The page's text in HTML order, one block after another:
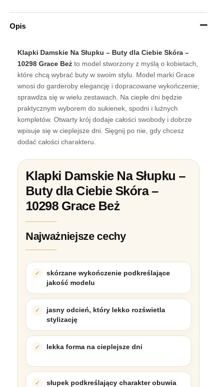
Opis
Klapki Damskie Na Słupku – Buty dla Ciebie Skóra –
10298 Grace Beż to model stworzony z myślą o kobietach,
które chcą wybrać buty w swoim stylu. Model marki Grace
wnosi do garderoby elegancję i dopracowane wykończenie;
sprawdza się w wielu zestawach. Na ciepłe dni będzie
praktycznym wyborem do sukienek, spodni i luźnych
kompletów. Otwarty krój dodaje całości swobody i dobrze
wpisuje się w cieplejsze dni. Sięgnij po nie, gdy chcesz
dodać całości charakteru.
Klapki Damskie Na Słupku –
Buty dla Ciebie Skóra –
10298 Grace Beż
Najważniejsze cechy
skórzane wykończenie podkreślające
jakość modelu
jasny odcień, który lekko rozświetla
stylizację
lekka forma na cieplejsze dni
słupek podkreślający charakter obuwia